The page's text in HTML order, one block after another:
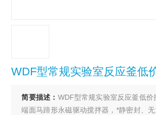
WDF型常规实验室反应釜低
简要描述： WDF型常规实验室反应釜低价
端面马蹄形永磁驱动搅拌器，*静密封、无